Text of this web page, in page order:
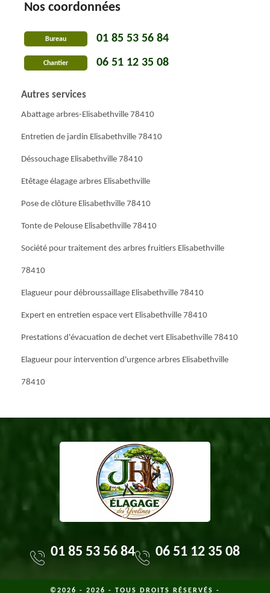
Nos coordonnées
Bureau 01 85 53 56 84
Chantier 06 51 12 35 08
Autres services
Abattage arbres-Elisabethville 78410
Entretien de jardin Elisabethville 78410
Déssouchage Elisabethville 78410
Etêtage élagage arbres Elisabethville
Pose de clôture Elisabethville 78410
Tonte de Pelouse Elisabethville 78410
Société pour traitement des arbres fruitiers Elisabethville
78410
Elagueur pour débroussaillage Elisabethville 78410
Expert en entretien espace vert Elisabethville 78410
Prestations d'évacuation de dechet vert Elisabethville 78410
Elagueur pour intervention d'urgence arbres Elisabethville
78410
01 85 53 56 84 06 51 12 35 08
©2026 - 2026 - TOUS DROITS RÉSERVÉS -